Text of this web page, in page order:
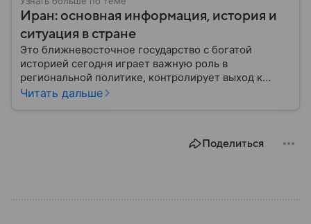
Иран: основная информация, история и
ситуация в стране
Это ближневосточное государство с богатой
историей сегодня играет важную роль в
региональной политике, контролирует выход к
Персидскому заливу и Ормузскому проливу, а также
Читать дальше
Поделиться